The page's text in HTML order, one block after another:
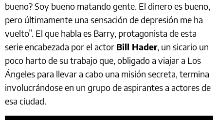
bueno? Soy bueno matando gente. El dinero es bueno,
pero últimamente una sensación de depresión me ha
vuelto”. El que habla es Barry, protagonista de esta
serie encabezada por el actor Bill Hader, un sicario un
poco harto de su trabajo que, obligado a viajar a Los
Ángeles para llevar a cabo una misión secreta, termina
involucrándose en un grupo de aspirantes a actores de
esa ciudad.